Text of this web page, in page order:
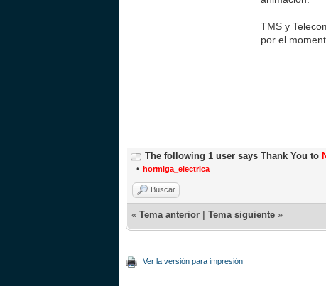
TMS y
por el
The following 1 user says Thank You to
• hormiga_electrica
Buscar
« Tema anterior Tema siguiente »
Ver la versión para impresión